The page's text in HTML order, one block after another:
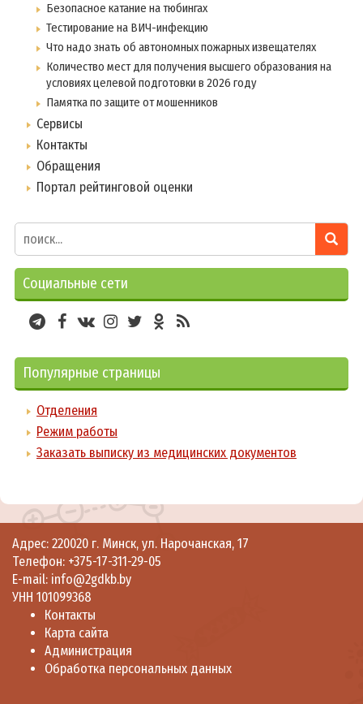
Безопасное катание на тюбингах
Тестирование на ВИЧ-инфекцию
Что надо знать об автономных пожарных извещателях
Количество мест для получения высшего образования на
условиях целевой подготовки в 2026 году
Памятка по защите от мошенников
Сервисы
Контакты
Обращения
Портал рейтинговой оценки
Социальные сети
Популярные страницы
Отделения
Режим работы
Заказать выписку из медицинских документов
Адрес: 220020 г. Минск, ул. Нарочанская, 17
Телефон: +375-17-311-29-05
E-mail: info@2gdkb.by
УНН 101099368
Контакты
Карта сайта
Администрация
Обработка персональных данных